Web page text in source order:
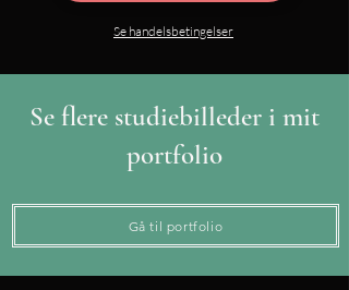
Se handelsbetingelser
Se flere studiebilleder i mit
portfolio
Gå til portfolio